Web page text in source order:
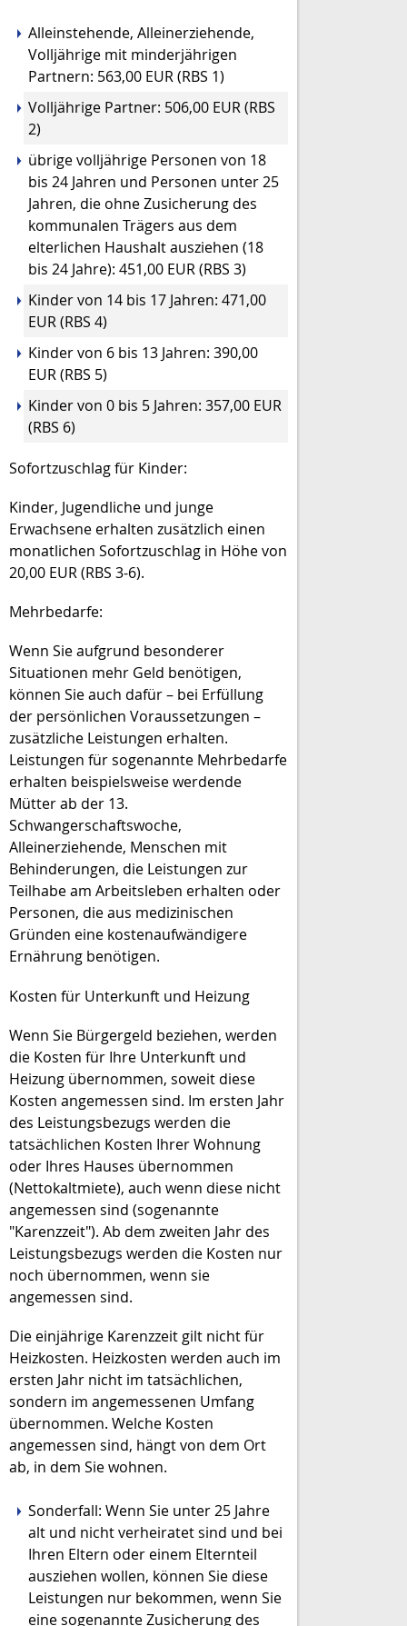
Alleinstehende, Alleinerziehende,
Volljährige mit minderjährigen
Partnern: 563,00 EUR (RBS 1)
Volljährige Partner: 506,00 EUR (RBS
2)
übrige volljährige Personen von 18
bis 24 Jahren und Personen unter 25
Jahren, die ohne Zusicherung des
kommunalen Trägers aus dem
elterlichen Haushalt ausziehen (18
bis 24 Jahre): 451,00 EUR (RBS 3)
Kinder von 14 bis 17 Jahren: 471,00
EUR (RBS 4)
Kinder von 6 bis 13 Jahren: 390,00
EUR (RBS 5)
Kinder von 0 bis 5 Jahren: 357,00 EUR
(RBS 6)
Sofortzuschlag für Kinder:
Kinder, Jugendliche und junge
Erwachsene erhalten zusätzlich einen
monatlichen Sofortzuschlag in Höhe von
20,00 EUR (RBS 3-6).
Mehrbedarfe:
Wenn Sie aufgrund besonderer
Situationen mehr Geld benötigen,
können Sie auch dafür – bei Erfüllung
der persönlichen Voraussetzungen –
zusätzliche Leistungen erhalten.
Leistungen für sogenannte Mehrbedarfe
erhalten beispielsweise werdende
Mütter ab der 13.
Schwangerschaftswoche,
Alleinerziehende, Menschen mit
Behinderungen, die Leistungen zur
Teilhabe am Arbeitsleben erhalten oder
Personen, die aus medizinischen
Gründen eine kostenaufwändigere
Ernährung benötigen.
Kosten für Unterkunft und Heizung
Wenn Sie Bürgergeld beziehen, werden
die Kosten für Ihre Unterkunft und
Heizung übernommen, soweit diese
Kosten angemessen sind. Im ersten Jahr
des Leistungsbezugs werden die
tatsächlichen Kosten Ihrer Wohnung
oder Ihres Hauses übernommen
(Nettokaltmiete), auch wenn diese nicht
angemessen sind (sogenannte
"Karenzzeit"). Ab dem zweiten Jahr des
Leistungsbezugs werden die Kosten nur
noch übernommen, wenn sie
angemessen sind.
Die einjährige Karenzzeit gilt nicht für
Heizkosten. Heizkosten werden auch im
ersten Jahr nicht im tatsächlichen,
sondern im angemessenen Umfang
übernommen. Welche Kosten
angemessen sind, hängt von dem Ort
ab, in dem Sie wohnen.
Sonderfall: Wenn Sie unter 25 Jahre
alt und nicht verheiratet sind und bei
Ihren Eltern oder einem Elternteil
ausziehen wollen, können Sie diese
Leistungen nur bekommen, wenn Sie
eine sogenannte Zusicherung des